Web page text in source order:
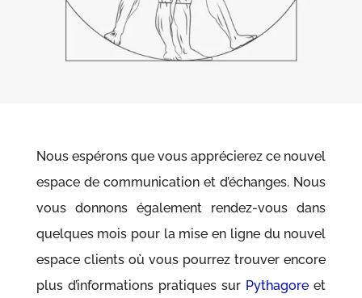
Nous espérons que vous apprécierez ce nouvel
espace de communication et d’échanges. Nous
vous donnons également rendez-vous dans
quelques mois pour la mise en ligne du nouvel
espace clients où vous pourrez trouver encore
plus d’informations pratiques sur Pythagore et